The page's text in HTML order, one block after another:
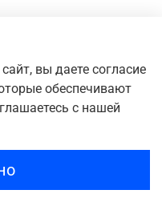
вы даете согласие
обеспечивают
с нашей